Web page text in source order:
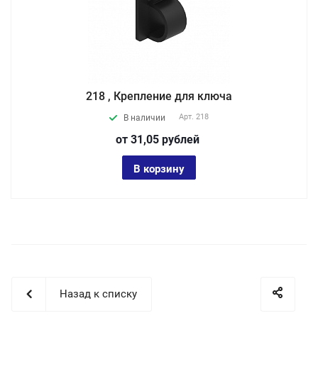
218 , Крепление для ключа
В наличии Арт. 218
от 31,05 рублей
В корзину
Назад к списку